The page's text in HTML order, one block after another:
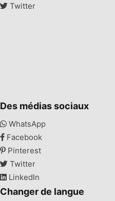
Twitter
Des médias sociaux
WhatsApp
Facebook
Pinterest
Twitter
LinkedIn
Changer de langue